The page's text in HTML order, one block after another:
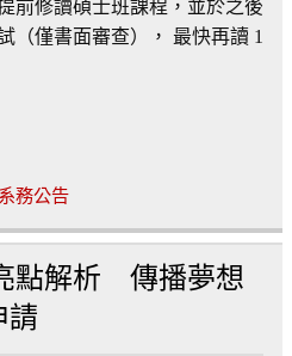
前修讀碩士班課程，並於之後
（僅書面審查）， 最快再讀 1
系務公告
點解析 傳播夢想
請